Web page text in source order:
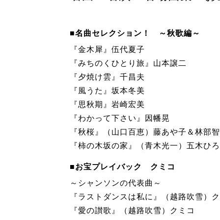
■名曲セレクション！ ～秋歌編～
『金木犀』伍代夏子
『みちのくひとり旅』山本譲二
『夕焼け雲』千昌夫
『風うた』坂本冬美
『思秋期』岩崎宏美
『わかって下さい』因幡晃
『秋桜』（山口百恵）藤あや子＆林部
『柿の木坂の家』（青木光一）五木ひ
■お宝プレイバック クミコ
～シャンソンの代表曲～
『ラストダンスは私に』（越路吹雪）
『愛の讃歌』（越路吹雪）クミコ